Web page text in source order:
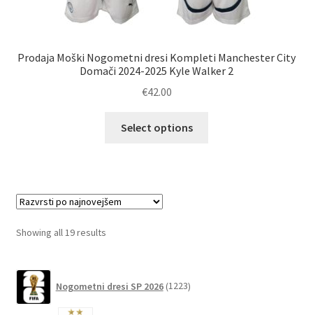
Prodaja Moški Nogometni dresi Kompleti Manchester City
Domači 2024-2025 Kyle Walker 2
€42.00
Select options
Showing all 19 resultsSorted
Nogometni dresi SP 2026 1223izdelkov